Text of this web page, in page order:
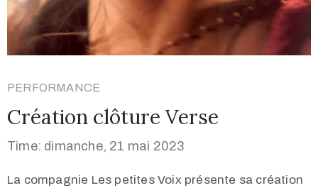
PERFORMANCE
Création clôture Verse
Time: dimanche, 21 mai 2023
La compagnie Les petites Voix présente sa création